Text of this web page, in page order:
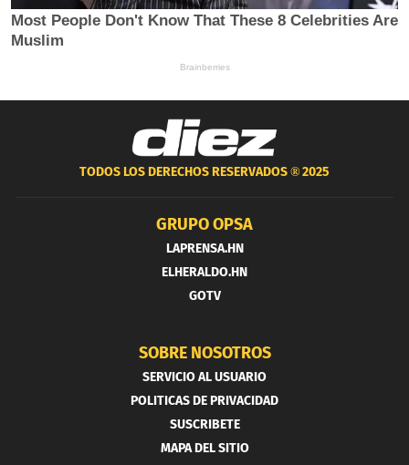
TODOS LOS DERECHOS RESERVADOS ®2025
GRUPO OPSA
LAPRENSA.HN
ELHERALDO.HN
GOTV
SOBRE NOSOTROS
SERVICIO AL USUARIO
POLITICAS DE PRIVACIDAD
SUSCRIBETE
MAPA DEL SITIO